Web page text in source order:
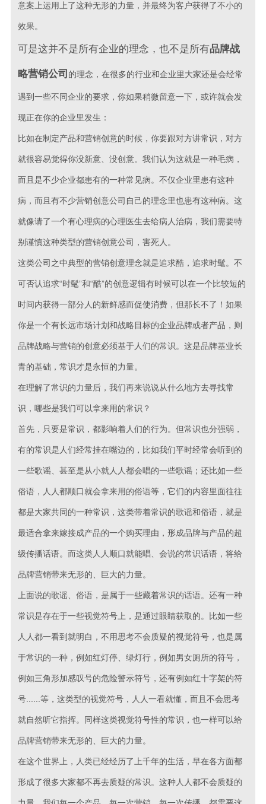
意案上运用上了这种无形的力量，并最终为客户获得了不小的
效果。
可是这并不是所有企业的理念，也不是所有品牌战
略营销公司 的理念，在很多的行业和企业里大家还是会经常
遇到一些不同企业的要求，你如果稍微留意一下，或许就会发
现正在你的企业里发生：
比如在制定产品和营销创意的时候，你要跟对方讲常识，对方
就很容易觉得你没新意、没创意。我们认为这就是一种毛病，
而且是不少企业都患有的一种常见病。不仅企业里患有这种
病，而且有不少营销创意公司自己的理念里也患有这种病。这
就像请了一个有心理病的心理医生去给病人治病，我们需要特
别谨慎这种类型的营销创意公司，害死人。
这类公司之中典型的营销创意理念就是追求酷，追求时髦。不
可否认追求“时髦”和“酷”的创意逻辑有时候可以在一个比较短的
时间内获得一部分人的新鲜感而促使消费，但那长不了！如果
你是一个有长远市场计划和战略目标的企业品牌或者产品，则
品牌战略与营销的创意必须基于人们的常识。这是品牌基业长
青的基础，常识才是永恒的力量。
在理解了常识的力量后，我们再来说说从什么地方去寻找常
识，哪些是我们可以拿来用的常识？
首先，只要是常识，都影响着人们的行为。但常识也分强弱，
有的常识是人们经常挂在嘴边的，比如我们平时经常会听到的
一些歌谣、甚至是从小就人人都会唱的一些歌谣；还比如一些
俗语，人人都顺口就会拿来用的俗语等，它们的内容里面往往
都是大家共同的一种常识，这类带着常识的歌谣和俗语，就是
最适合拿来嫁接成产品的一个购买理由，形成品牌与产品的超
级传播话语。而这类人人顺口就能唱、会说的常识话语，将给
品牌营销带来无形的、巨大的力量。
上面说的歌谣、俗语，是属于一些藏着常识的话语。还有一种
常识是存在于一些视觉符号上，是通过眼睛获取的。比如一些
人人都一看到就明白，不用思考不会质疑的视觉符号，也是属
于常识的一种，例如红灯停、绿灯行，例如男女厕所的符号，
例如三角形加感叹号的危险警示符号，还有例如红十字架的符
号......等，这类型的视觉符号，人人一看就懂，而且不会思考
就自然听它指挥。同样这类视觉符号性的常识，也一样可以给
品牌营销带来无形的、巨大的力量。
在这个世界上，人类已经经历了上千年的生活，早在各方面都
形成了很多大家都不再去质疑的常识。这种人人都不会质疑的